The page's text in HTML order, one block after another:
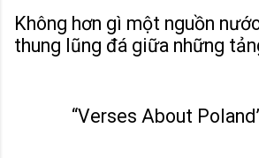
Không hơn gì một nguồn
thung lũng đá giữa những
“Verses About Poland